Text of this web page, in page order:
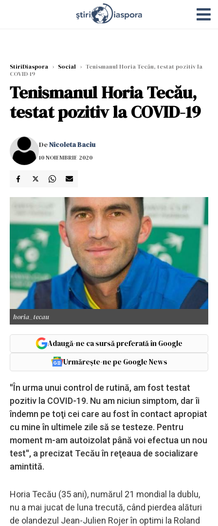
StiriDiaspora › Social › Tenismanul Horia Tecău, testat pozitiv la
COVID-19
Tenismanul Horia Tecău,
testat pozitiv la COVID-19
DeNicoleta Baciu
10 NOIEMBRIE 2020
horia_tecau
Adaugă-ne ca sursă preferată în Google
Urmărește-ne pe Google News
''În urma unui control de rutină, am fost testat
pozitiv la COVID-19. Nu am niciun simptom, dar îi
îndemn pe toţi cei care au fost în contact apropiat
cu mine în ultimele zile să se testeze. Pentru
moment m-am autoizolat până voi efectua un nou
test'', a precizat Tecău în reţeaua de socializare
amintită.
Horia Tecău (35 ani), numărul 21 mondial la dublu,
nu a mai jucat de luna trecută, când pierdea alături
de olandezul Jean-Julien Rojer în optimi la Roland